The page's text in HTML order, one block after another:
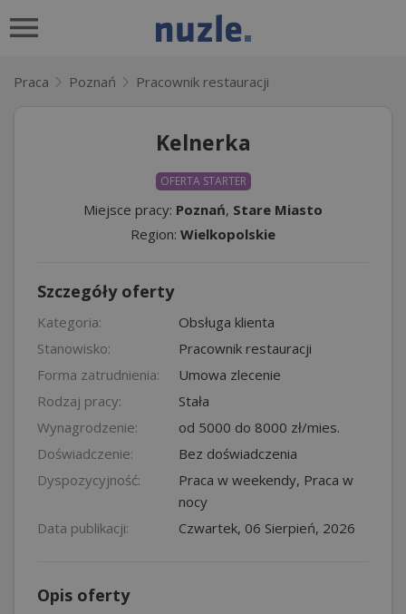
Praca Poznań Pracownik restauracji
Kelnerka
OFERTA STARTER
Miejsce pracy: Poznań, Stare Miasto
Region: Wielkopolskie
Szczegóły oferty
Kategoria:
Obsługa klienta
Stanowisko:
Pracownik restauracji
Forma zatrudnienia:
Umowa zlecenie
Rodzaj pracy:
Stała
Wynagrodzenie:
od 5000 do 8000 zł/mies.
Doświadczenie:
Bez doświadczenia
Dyspozycyjność:
Praca w weekendy, Praca w
nocy
Data publikacji:
Czwartek, 06 Sierpień, 2026
Opis oferty